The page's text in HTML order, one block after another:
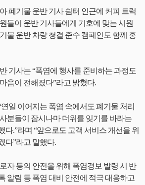
폐기물 운반 기사 쉼터 인근에 커피 트럭
들이 운반 기사들에게 기호에 맞는 시원
물 운반 차량 청결 준수 캠페인도 함께 홍
기사는 “폭염에 행사를 준비하는 과정도
음이 전해졌다”라고 밝혔다.
일 이어지는 폭염 속에서도 폐기물 처리
분들이 잠시나마 더위를 잊기를 바라는
다.”라며 “앞으로도 고객 서비스 개선을 위
다”라고 말했다.
자 등의 안전을 위해 폭염경보 발령 시 반
알림 등 폭염 대비 안전에 적극 대응하고